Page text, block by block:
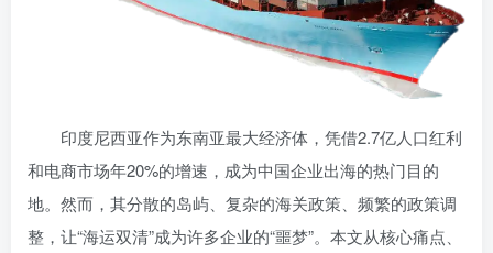
印度尼西亚作为东南亚最大经济体，凭借2.7亿人口红利
和电商市场年20%的增速，成为中国企业出海的热门目的
地。然而，其分散的岛屿、复杂的海关政策、频繁的政策调
整，让“海运双清”成为许多企业的“噩梦”。本文从核心痛点、